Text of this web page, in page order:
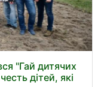
"Гай дитячих
дітей, які